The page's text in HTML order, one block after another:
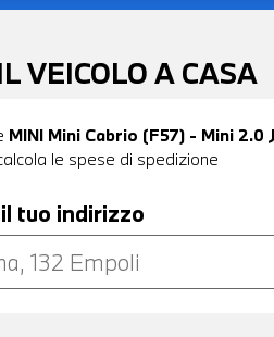
VEICOLO A CASA
MINI Mini Cabrio (F57) - Mini 2.0
le spese di spedizione
tuo indirizzo